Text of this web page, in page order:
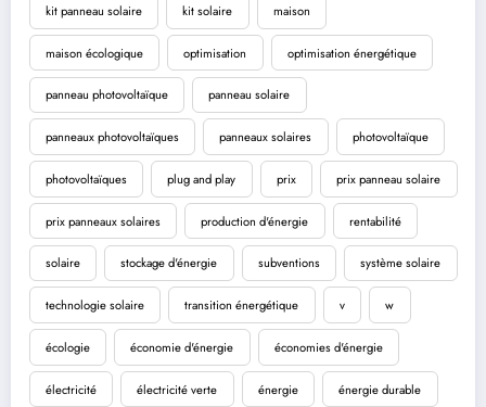
kit panneau solaire kit solaire maison
maison écologique optimisation optimisation énergétique
panneau photovoltaïque panneau solaire
panneaux photovoltaïques panneaux solaires photovoltaïque
photovoltaïques plug and play prix prix panneau solaire
prix panneaux solaires production d'énergie rentabilité
solaire stockage d'énergie subventions système solaire
technologie solaire transition énergétique v w
écologie économie d'énergie économies d'énergie
électricité électricité verte énergie énergie durable